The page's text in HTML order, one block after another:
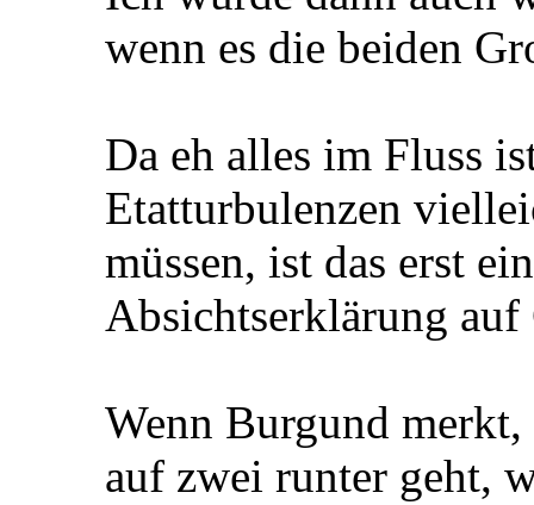
wenn es die beiden
Da eh alles im Fluss
Etatturbulenzen
müssen, ist das erst
Absichtserklärung auf
Wenn Burgund merkt,
auf zwei runter geht,